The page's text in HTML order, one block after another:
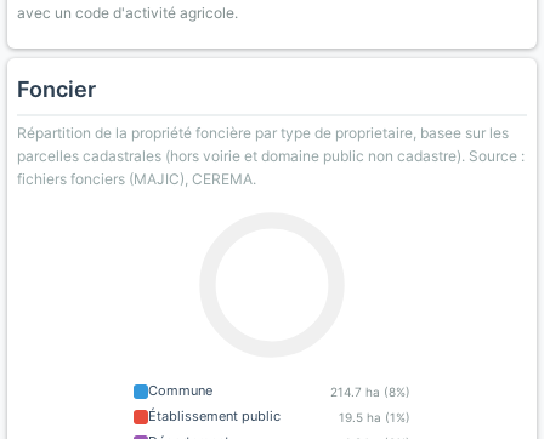
avec un code d'activité agricole.
Foncier
Répartition de la propriété foncière par type de proprietaire, basee sur les
parcelles cadastrales (hors voirie et domaine public non cadastre). Source :
fichiers fonciers (MAJIC), CEREMA.
Commune 214.7 ha (8%)
Établissement public 19.5 ha (1%)